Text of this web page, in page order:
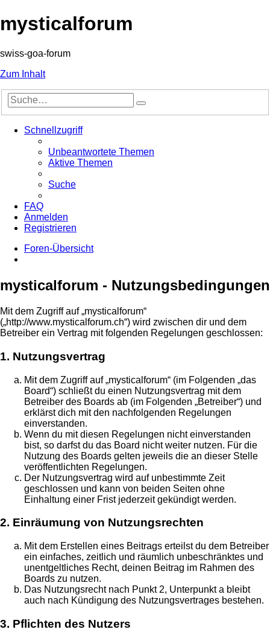
mysticalforum
swiss-goa-forum
Zum Inhalt
Suche
Schnellzugriff
Unbeantwortete Themen
Aktive Themen
Suche
FAQ
Anmelden
Registrieren
Foren-Übersicht
mysticalforum - Nutzungsbedingungen
Mit dem Zugriff auf „mysticalforum“
(„http://www.mysticalforum.ch“) wird zwischen dir und dem
Betreiber ein Vertrag mit folgenden Regelungen geschlossen:
1. Nutzungsvertrag
Mit dem Zugriff auf „mysticalforum“ (im Folgenden „das
Board“) schließt du einen Nutzungsvertrag mit dem
Betreiber des Boards ab (im Folgenden „Betreiber“) und
erklärst dich mit den nachfolgenden Regelungen
einverstanden.
Wenn du mit diesen Regelungen nicht einverstanden
bist, so darfst du das Board nicht weiter nutzen. Für die
Nutzung des Boards gelten jeweils die an dieser Stelle
veröffentlichten Regelungen.
Der Nutzungsvertrag wird auf unbestimmte Zeit
geschlossen und kann von beiden Seiten ohne
Einhaltung einer Frist jederzeit gekündigt werden.
2. Einräumung von Nutzungsrechten
Mit dem Erstellen eines Beitrags erteilst du dem Betreiber
ein einfaches, zeitlich und räumlich unbeschränktes und
unentgeltliches Recht, deinen Beitrag im Rahmen des
Boards zu nutzen.
Das Nutzungsrecht nach Punkt 2, Unterpunkt a bleibt
auch nach Kündigung des Nutzungsvertrages bestehen.
3. Pflichten des Nutzers